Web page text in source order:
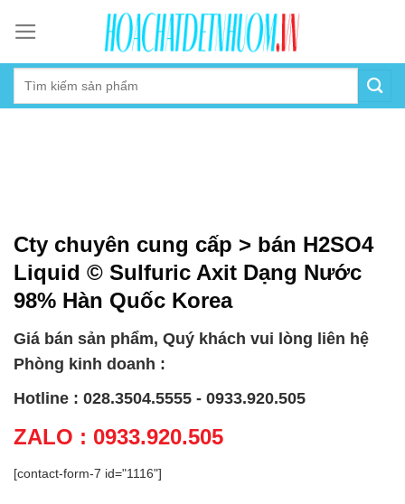
content
Cty chuyên cung cấp > bán H2SO4
Liquid © Sulfuric Axit Dạng Nước
98% Hàn Quốc Korea
Giá bán sản phẩm, Quý khách vui lòng liên hệ
Phòng kinh doanh :
Hotline : 028.3504.5555 - 0933.920.505
ZALO : 0933.920.505
[contact-form-7 id="1116"]